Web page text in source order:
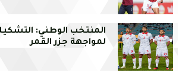
المنتخب الوطني:
لمواجهة جزر القمر